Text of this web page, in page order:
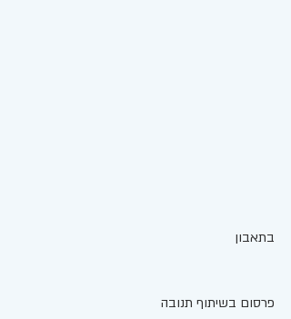
בתאבון
פרסום בשיתוף תנובה